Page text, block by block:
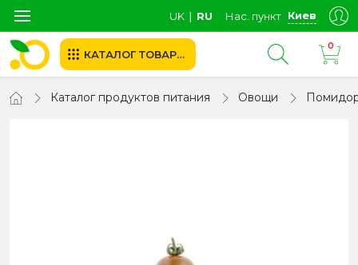
UK ∣ RU Нас. пункт Киев
КАТАЛОГ ТОВАРОВ
0
Каталог продуктов питания Овощи